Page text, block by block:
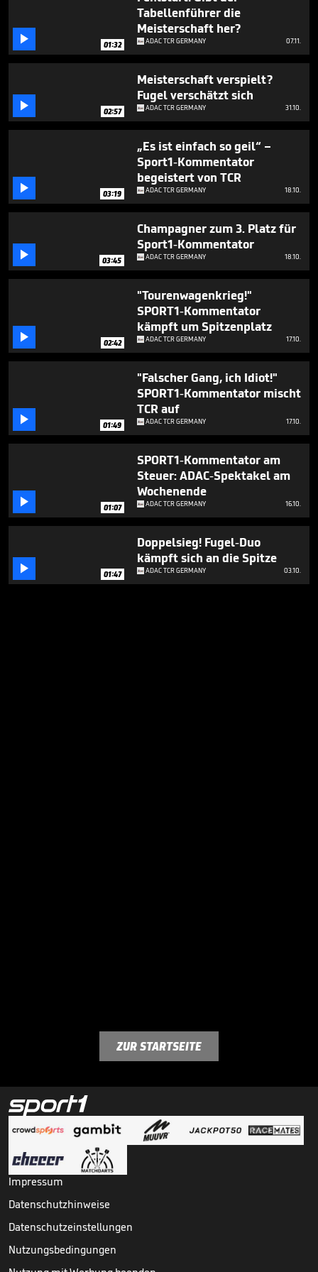
56
seconds
 01:32
Tabellenführer die
Meisterschaft her?
ADAC TCR GERMANY 07.11.
 02:57
Meisterschaft verspielt?
Fugel verschätzt sich
ADAC TCR GERMANY 31.10.
 03:19
„Es ist einfach so geil“ –
Sport1-Kommentator
begeistert von TCR
ADAC TCR GERMANY 18.10.
 03:45
Champagner zum 3. Platz für
Sport1-Kommentator
ADAC TCR GERMANY 18.10.
 02:42
"Tourenwagenkrieg!"
SPORT1-Kommentator
kämpft um Spitzenplatz
ADAC TCR GERMANY 17.10.
 01:49
"Falscher Gang, ich Idiot!"
SPORT1-Kommentator mischt
TCR auf
ADAC TCR GERMANY 17.10.
 01:07
SPORT1-Kommentator am
Steuer: ADAC-Spektakel am
Wochenende
ADAC TCR GERMANY 16.10.
 01:47
Doppelsieg! Fugel-Duo
kämpft sich an die Spitze
ADAC TCR GERMANY 03.10.
ZUR STARTSEITE
Impressum
Datenschutzhinweise
Datenschutzeinstellungen
Nutzungsbedingungen